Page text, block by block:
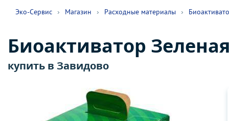
Эко-Cервис › Магазин › Расходные материалы ›
Биоактиватор
купить в Завидово